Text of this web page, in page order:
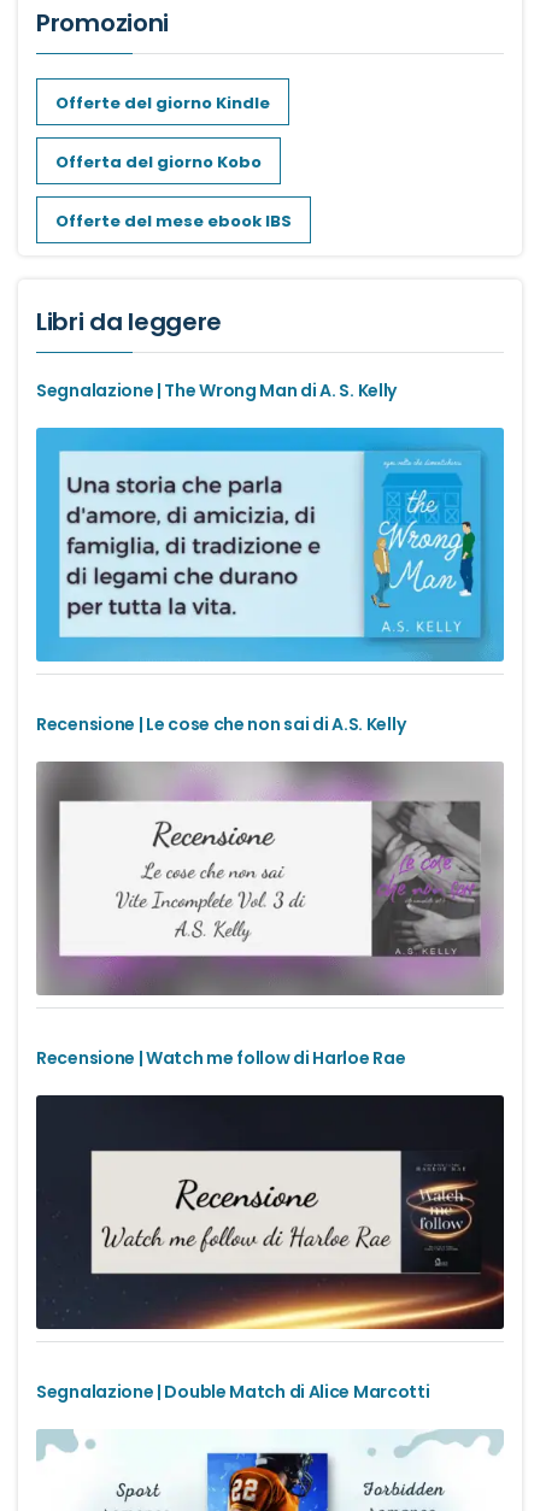
Forbidden Romance
Mafia romance
Medical romance
Office romance
Paranormal romance
Police Romance
Romance Contemporanei
Romance Distopici
Romance StoricI
Romance vittoriani
Royal romance
Second-Chance romance
Sport romance
Spy romance
Fantasy
Promozioni
Offerte del giorno Kindle
Offerta del giorno Kobo
Offerte del mese ebook IBS
Libri da leggere
Segnalazione | The Wrong Man di A. S. Kelly
Recensione | Le cose che non sai di A.S. Kelly
Recensione | Watch me follow di Harloe Rae
Segnalazione | Double Match di Alice Marcotti